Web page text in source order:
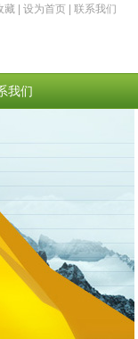
藏 设为首页 联系我们
我们